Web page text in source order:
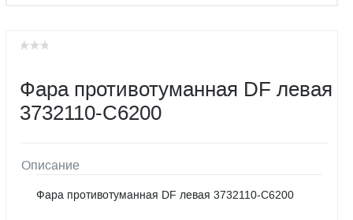
Фара противотуманная DF левая
3732110-С6200
Описание
Фара противотуманная DF левая 3732110-С6200